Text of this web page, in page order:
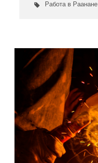
Работа в Раанане